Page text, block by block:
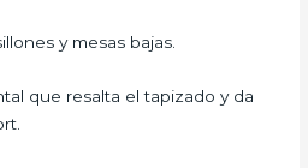
y mesas bajas.
que resalta el tapizado y da